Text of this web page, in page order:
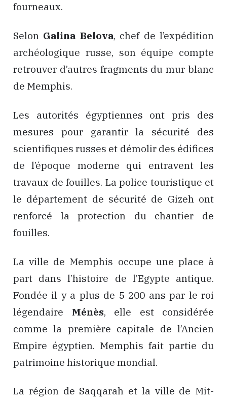
fourneaux.
Selon Galina Belova, chef de l’expédition
archéologique russe, son équipe compte
retrouver d’autres fragments du mur blanc
de Memphis.
Les autorités égyptiennes ont pris des
mesures pour garantir la sécurité des
scientifiques russes et démolir des édifices
de l’époque moderne qui entravent les
travaux de fouilles. La police touristique et
le département de sécurité de Gizeh ont
renforcé la protection du chantier de
fouilles.
La ville de Memphis occupe une place à
part dans l’histoire de l’Egypte antique.
Fondée il y a plus de 5 200 ans par le roi
légendaire Ménès, elle est considérée
comme la première capitale de l’Ancien
Empire égyptien. Memphis fait partie du
patrimoine historique mondial.
La région de Saqqarah et la ville de Mit-